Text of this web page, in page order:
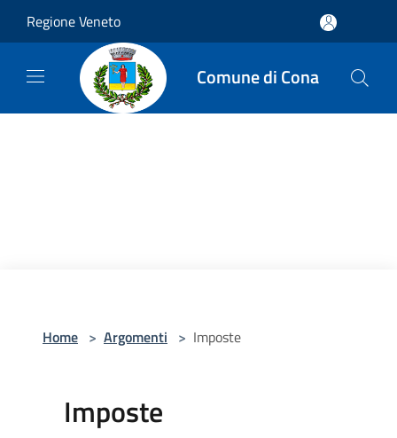
Regione Veneto
Comune di Cona
Home > Argomenti > Imposte
Imposte